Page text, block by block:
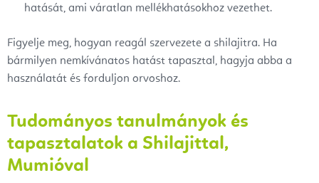
hatását, ami váratlan mellékhatásokhoz vezethet.
Figyelje meg, hogyan reagál szervezete a shilajitra. Ha
bármilyen nemkívánatos hatást tapasztal, hagyja abba a
használatát és forduljon orvoshoz.
Tudományos tanulmányok és
tapasztalatok a Shilajittal,
Mumióval